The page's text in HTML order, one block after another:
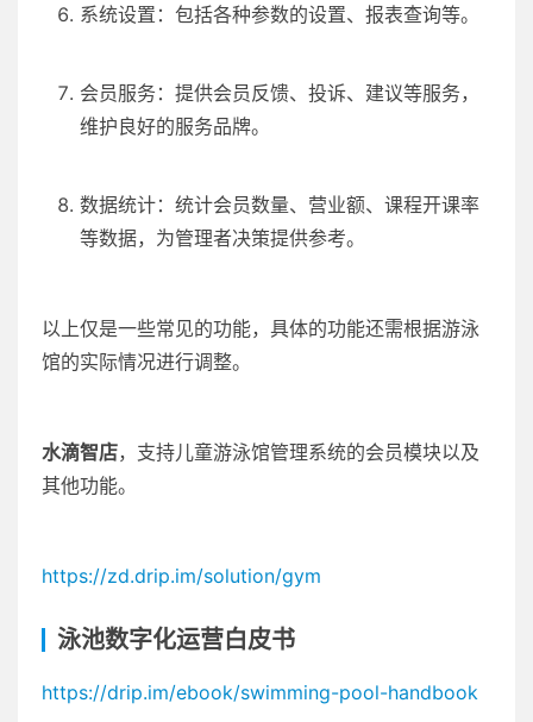
系统设置：包括各种参数的设置、报表查询等。
会员服务：提供会员反馈、投诉、建议等服务，
维护良好的服务品牌。
数据统计：统计会员数量、营业额、课程开课率
等数据，为管理者决策提供参考。
以上仅是一些常见的功能，具体的功能还需根据游泳
馆的实际情况进行调整。
水滴智店，支持儿童游泳馆管理系统的会员模块以及
其他功能。
https://zd.drip.im/solution/gym
泳池数字化运营白皮书
https://drip.im/ebook/swimming-pool-handbook